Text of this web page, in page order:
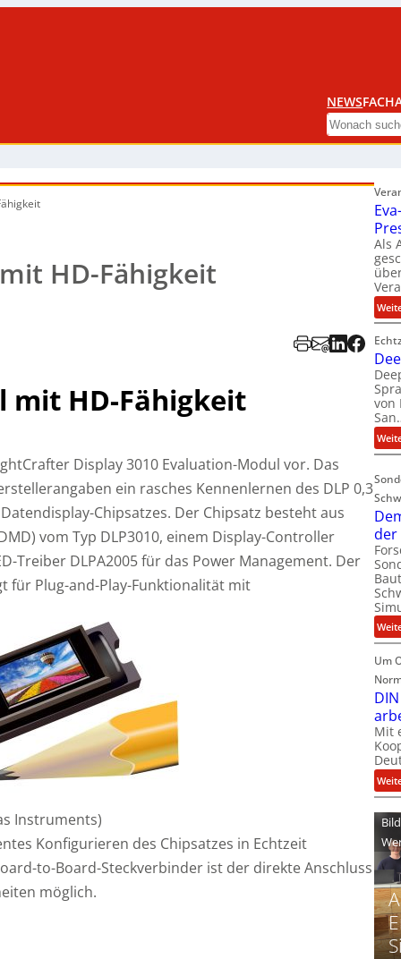
NEWS
Search
HD-Fähigkeit
mit HD-Fähigkeit
Display 3010 Evaluation-Modul vor. Das
ein rasches Kennenlernen des DLP 0,3
Chipsatzes. Der Chipsatz besteht aus
vom Typ DLP3010, einem Display-Controller
Treiber DLPA2005 für das Power Management. Der
für Plug-and-Play-Funktionalität mit
Instruments)
Konfigurieren des Chipsatzes in Echtzeit
to-Board-Steckverbinder ist der direkte Anschluss
möglich.
Als
von
der
Um
Mit